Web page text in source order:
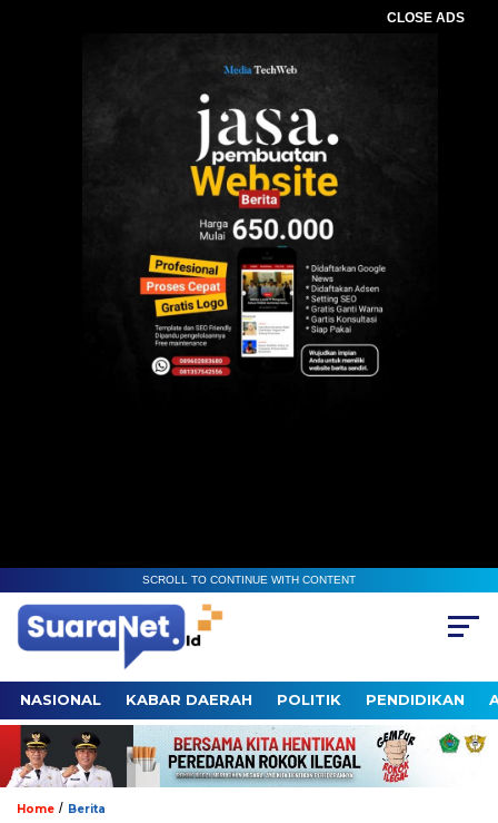
CLOSE ADS
SCROLL TO CONTINUE WITH CONTENT
NASIONAL KABAR DAERAH POLITIK PENDIDIKAN
Home / Berita